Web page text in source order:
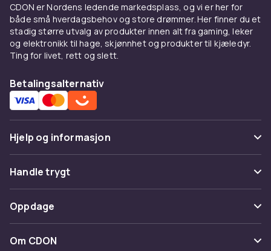
CDON er Nordens ledende markedsplass, og vi er her for
både små hverdagsbehov og store drømmer. Her finner du et
stadig større utvalg av produkter innen alt fra gaming, leker
og elektronikk til hage, skjønnhet og produkter til kjæledyr.
Ting for livet, rett og slett.
Betalingsalternativ
Hjelp og informasjon
Vanlige spørsmål
Spor pakke
Angre & returner her
Kontakt oss
Handle trygt
Betaling
Levering
Oppdage
Kategorier
Om CDON